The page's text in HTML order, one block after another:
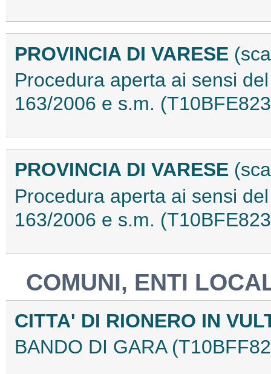
PROVINCIA DI VARESE
Procedura aperta ai sensi
163/2006 e s.m.
PROVINCIA DI VARESE
Procedura aperta ai sensi
163/2006 e s.m.
COMUNI, ENTI
CITTA' DI RIONERO IN
BANDO DI GARA